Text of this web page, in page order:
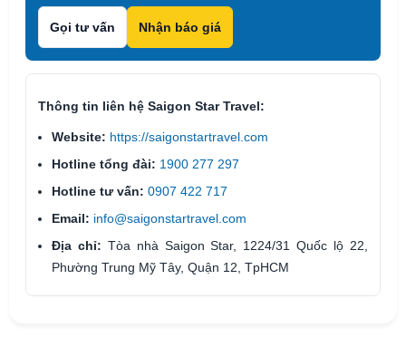
Gọi tư vấn Nhận báo giá
Thông tin liên hệ Saigon Star Travel:
Website: https://saigonstartravel.com
Hotline tổng đài: 1900 277 297
Hotline tư vấn: 0907 422 717
Email: info@saigonstartravel.com
Địa chỉ: Tòa nhà Saigon Star, 1224/31 Quốc lộ 22,
Phường Trung Mỹ Tây, Quận 12, TpHCM